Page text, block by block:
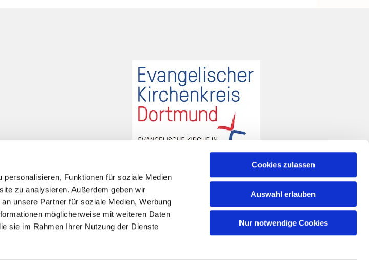
Funktionen für soziale Medien
zu analysieren. Außerdem geben wir
unsere Partner für soziale Medien, Werbung
möglicherweise mit weiteren Daten
sie im Rahmen Ihrer Nutzung der Dienste
Cookies zulassen
Auswahl erlauben
Nur notwendige Cookies